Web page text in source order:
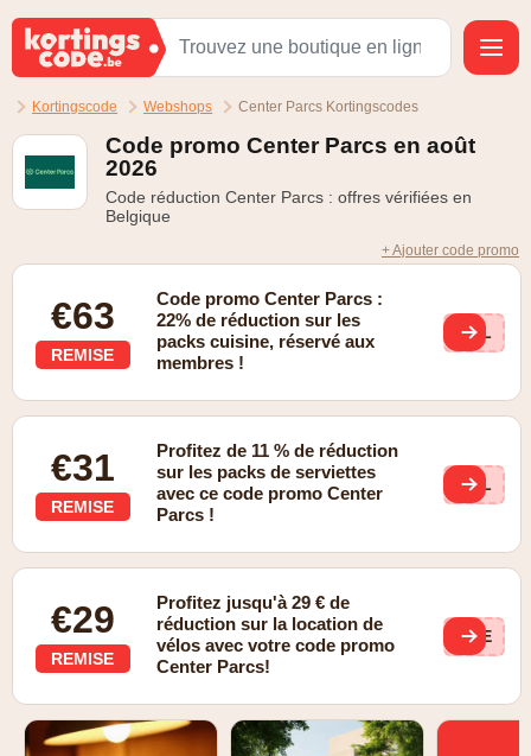
Kortingscode Webshops Center Parcs Kortingscodes
Code promo Center Parcs en août
2026
Code réduction Center Parcs : offres vérifiées en
Belgique
+ Ajouter code promo
€63
REMISE
Code promo Center Parcs :
22% de réduction sur les
packs cuisine, réservé aux
membres !
BEL
€31
REMISE
Profitez de 11 % de réduction
sur les packs de serviettes
avec ce code promo Center
Parcs !
BEL
€29
REMISE
Profitez jusqu'à 29 € de
réduction sur la location de
vélos avec votre code promo
Center Parcs!
FIE